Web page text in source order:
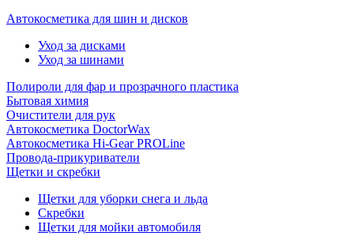
Автокосметика для шин и дисков
Уход за дисками
Уход за шинами
Полироли для фар и прозрачного пластика
Бытовая химия
Очистители для рук
Автокосметика DoctorWax
Автокосметика Hi-Gear PROLine
Провода-прикуриватели
Щетки и скребки
Щетки для уборки снега и льда
Скребки
Щетки для мойки автомобиля